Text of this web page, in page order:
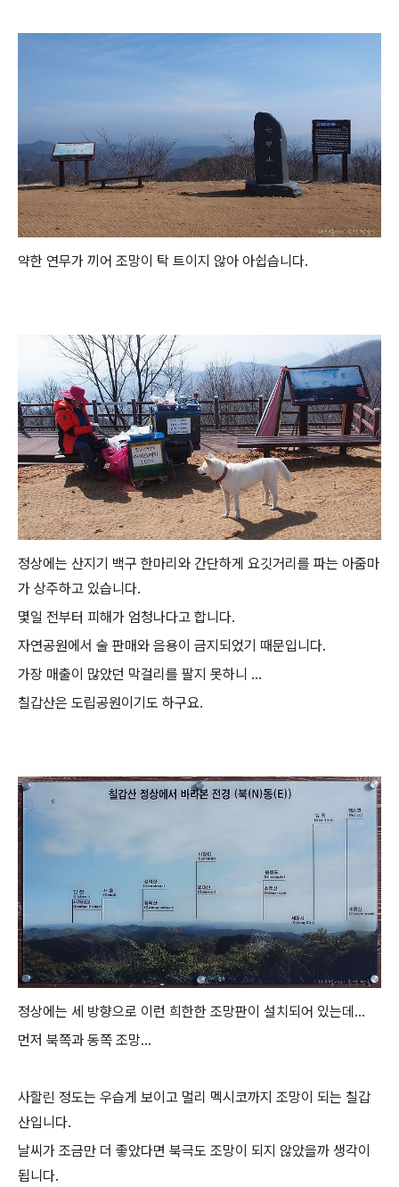
약한 연무가 끼어 조망이 탁 트이지 않아 아쉽습니다.
정상에는 산지기 백구 한마리와 간단하게 요깃거리를 파는 아줌마
가 상주하고 있습니다.
몇일 전부터 피해가 엄청나다고 합니다.
자연공원에서 술 판매와 음용이 금지되었기 때문입니다.
가장 매출이 많았던 막걸리를 팔지 못하니 ...
칠갑산은 도립공원이기도 하구요.
정상에는 세 방향으로 이런 희한한 조망판이 설치되어 있는데...
먼저 북쪽과 동쪽 조망...
사할린 정도는 우습게 보이고 멀리 멕시코까지 조망이 되는 칠갑
산입니다.
날씨가 조금만 더 좋았다면 북극도 조망이 되지 않았을까 생각이
됩니다.